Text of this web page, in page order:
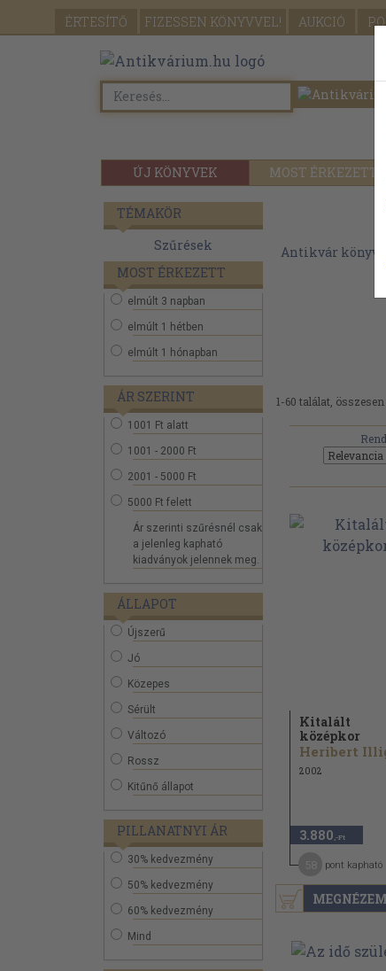
ÉRTESÍTŐ FIZESSEN KÖNYVVEL! AUKCIÓ
ÚJ KÖNYVEK MOST ÉRKEZETT
TÉMAKÖR
Szűrések
MOST ÉRKEZETT
elmúlt 3 napban
elmúlt 1 hétben
elmúlt 1 hónapban
ÁR SZERINT
1001 Ft alatt
1001 - 2000 Ft
2001 - 5000 Ft
5000 Ft felett
Ár szerinti szűrésnél csak
a jelenleg kapható
kiadványok jelennek meg.
ÁLLAPOT
Újszerű
Jó
Közepes
Sérült
Változó
Rossz
Kitűnő állapot
PILLANATNYI ÁR
30% kedvezmény
50% kedvezmény
60% kedvezmény
Mind
Antikvár könyvek
1-60 találat, összesen
MEGNÉZEM
Kitalált
középkor
Heribert
2002
3.880 ,-Ft
pont kapható